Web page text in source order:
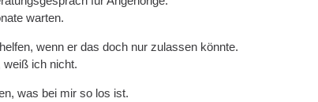
warten.
wenn er das doch nur zulassen könnte.
weiß ich nicht.
was bei mir so los ist.